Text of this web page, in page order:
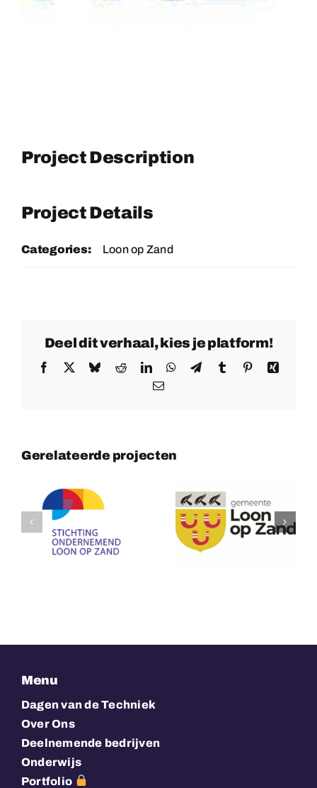
Project Description
Project Details
Categories: Loon op Zand
Deel dit verhaal, kies je platform!
Facebook BlueskyRedditLinkedInWhatsApp
TelegramTumblr PinterestXing
E-
Gerelateerde projecten
Loon op
Zand
Thermgroup
Menu
Dagen van de Techniek
Over Ons
Deelnemende bedrijven
Onderwijs
Portfolio